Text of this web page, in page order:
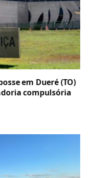
em Dueré (TO)
compulsória